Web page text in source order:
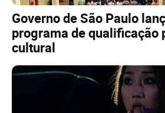
Governo de São Paulo
programa de qualificação
cultural